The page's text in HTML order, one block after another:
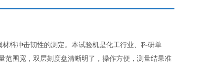
冲击韧性的测定。本试验机是化工行业、科研单
范围宽，双层刻度盘清晰明了，操作方便，测量结果准